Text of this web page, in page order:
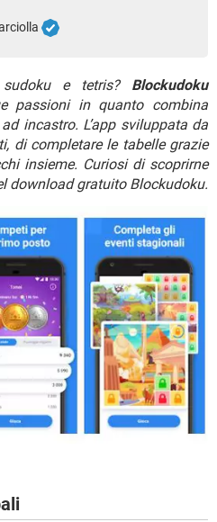
e tetris? Blockudoku
passioni in quanto combina
incastro. L’app sviluppata da
di completare le tabelle grazie
insieme. Curiosi di scoprirne
download gratuito Blockudoku.